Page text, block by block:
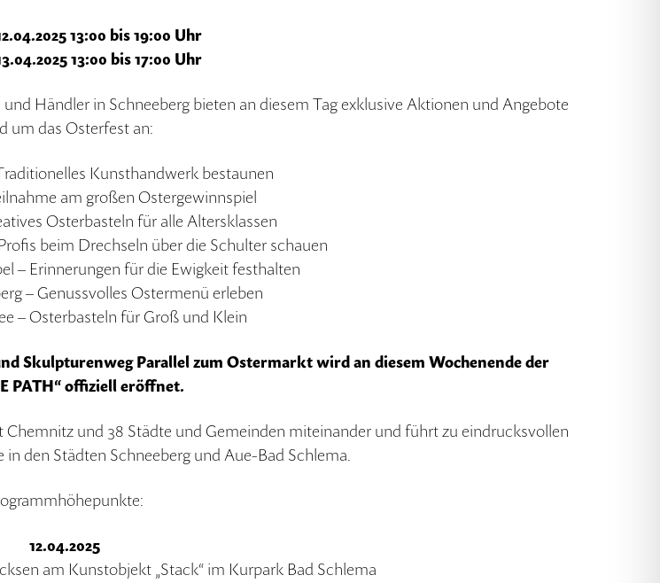
13:00 bis 19:00 Uhr
13:00 bis 17:00 Uhr
Händler in Schneeberg bieten an diesem Tag exklusive Aktionen und Angebote
um das Osterfest an:
Kunsthandwerk bestaunen
am großen Ostergewinnspiel
Osterbasteln für alle Altersklassen
beim Drechseln über die Schulter schauen
– Erinnerungen für die Ewigkeit festhalten
– Genussvolles Ostermenü erleben
– Osterbasteln für Groß und Klein
Skulpturenweg Parallel zum Ostermarkt wird an diesem Wochenende der
PATH“ offiziell eröffnet.
und 38 Städte und Gemeinden miteinander und führt zu eindrucksvollen
den Städten Schneeberg und Aue-Bad Schlema.
12.04.2025
am Kunstobjekt „Stack“ im Kurpark Bad Schlema